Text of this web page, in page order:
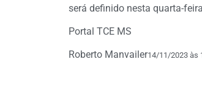
será definido nesta quarta-
Portal TCE MS
Roberto Manvailer14/11/2023 às